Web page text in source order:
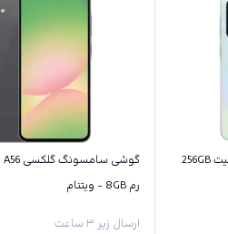
گوشی سامسونگ گلکسی A36 ظرفیت 256GB
رم 8GB - ویتنام
ارسال زیر ۳ ساعت